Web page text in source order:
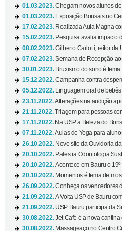
01.03.2023.Chegam novos alunos
01.03.2023. Exposição Bonsais no
17.02.2023. Realizada Aula Magna
15.02.2023. Pesquisa avalia impacto
08.02.2023.Gilberto Carlotti, reitor da
07.02.2023.Semana de Recepção
30.01.2023. Bruxismo do sono é
15.12.2022.Campanha contra
05.12.2022.
Linguagem oral de
23.11.2022.Alterações na audição
21.11.2022.Triagem para pessoas
17.11.2022. Na USP a Beleza do
07.11.2022.Aulas de Yoga para
26.10.2022. Novo site da Ouvidoria
20.10.2022. Palestra Odontologia
20.10.2022.Acontece em Bauru o 19º
20.10.2022. Momentos é tema de
26.09.2022.Conheça os vencedores
21.09.2022.A Volta USP de Bauru
21.09.2022. USP Bauru participa da
30.08.2022.Jet Café é a nova
30.08.2022. Massageaço no Centro